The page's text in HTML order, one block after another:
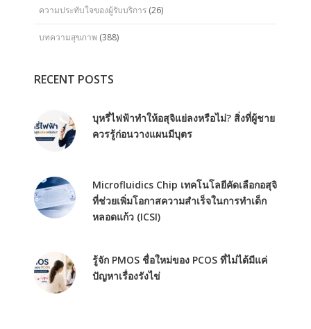
ความประทับใจของผู้รับบริการ (26)
บทความสุขภาพ (388)
RECENT POSTS
บุหรี่ไฟฟ้าทำให้อสุจิแย่ลงหรือไม่? สิ่งที่ผู้ชาย
ควรรู้ก่อนวางแผนมีบุตร
Microfluidics Chip เทคโนโลยีคัดเลือกอสุจิ
ที่ช่วยเพิ่มโอกาสความสำเร็จในการทำเด็ก
หลอดแก้ว (ICSI)
รู้จัก PMOS ชื่อใหม่ของ PCOS ที่ไม่ได้มีแค่
ปัญหาเรื่องรังไข่